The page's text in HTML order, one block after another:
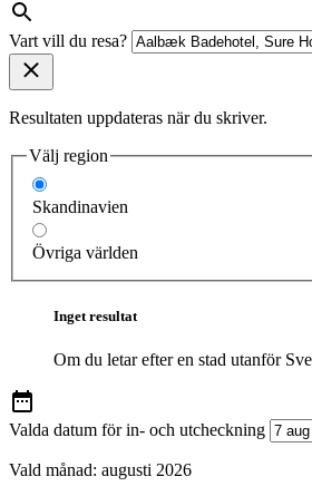
Vart vill du resa?
Resultaten uppdateras när du skriver.
Välj region
Skandinavien
Övriga världen
Inget resultat
Om du letar efter en stad utanför
Valda datum för in- och utcheckning
Vald månad: augusti 2026